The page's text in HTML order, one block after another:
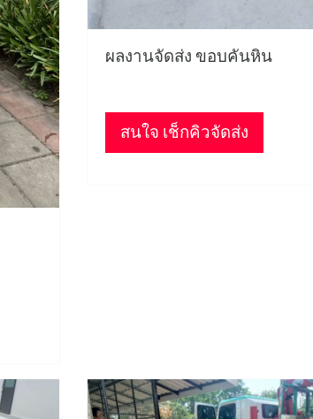
ผลงานจัดส่ง ขอบคันหิน
สนใจ เช็กคิวจัดส่ง